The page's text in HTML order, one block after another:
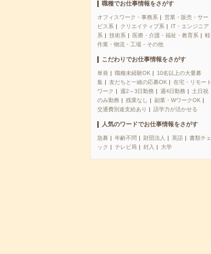
職種でお仕事情報をさがす
オフィスワーク・事務系
営業・販売・サー
ビス系
クリエイティブ系
IT・エンジニア
系
技術系 医療・介護・福祉・教育系
軽
作業・物流・工場・その他
こだわりでお仕事情報をさがす
単発 職種未経験OK
10名以上の大量募
集
友だちと一緒の応募OK
在宅・リモート
ワーク
週2～3日勤務 週4日勤務
土日祝
のみ勤務
残業なし
副業・WワークOK
交通費別途支給あり
語学力が活かせる
人気のワードでお仕事情報をさがす
急募 年齢不問 財団法人 英語
書類チェ
ック
テレビ局 封入 大学